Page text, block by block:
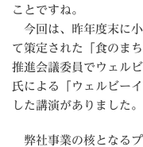
ことですね。
今回は、昨年度末に
て策定された「食のま
推進会議委員でウェル
氏による「ウェルビー
した講演がありました。
弊社事業の核となる